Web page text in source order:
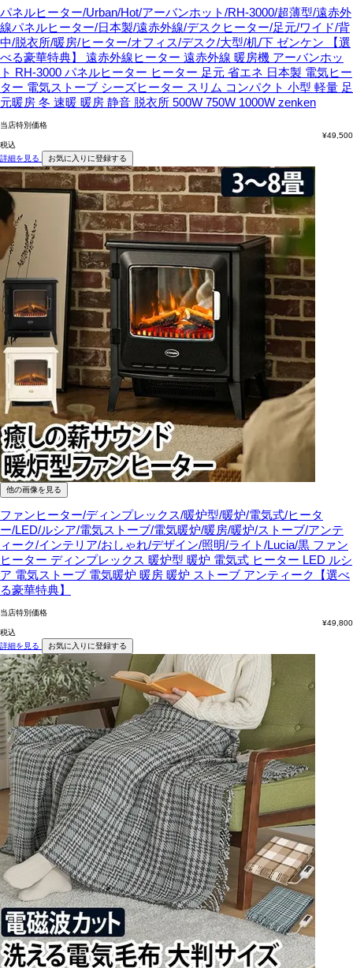
パネルヒーター/Urban/Hot/アーバンホット/RH-3000/超薄型/遠赤外
線パネルヒーター/日本製/遠赤外線/デスクヒーター/足元/ワイド/背
中/脱衣所/暖房/ヒーター/オフィス/デスク/大型/机/下 ゼンケン 【選
べる豪華特典】 遠赤外線ヒーター 遠赤外線 暖房機 アーバンホッ
ト RH-3000 パネルヒーター ヒーター 足元 省エネ 日本製 電気ヒー
ター 電気ストーブ シーズヒーター スリム コンパクト 小型 軽量 足
元暖房 冬 速暖 暖房 静音 脱衣所 500W 750W 1000W zenken
当店特別価格
¥49,500
税込
詳細を見る
お気に入りに登録する
他の画像を見る
ファンヒーター/ディンプレックス/暖炉型/暖炉/電気式/ヒータ
ー/LED/ルシア/電気ストーブ/電気暖炉/暖房/暖炉/ストーブ/アンテ
ィーク/インテリア/おしゃれ/デザイン/照明/ライト/Lucia/黒 ファン
ヒーター ディンプレックス 暖炉型 暖炉 電気式 ヒーター LED ルシ
ア 電気ストーブ 電気暖炉 暖房 暖炉 ストーブ アンティーク【選べ
る豪華特典】
当店特別価格
¥49,800
税込
詳細を見る
お気に入りに登録する